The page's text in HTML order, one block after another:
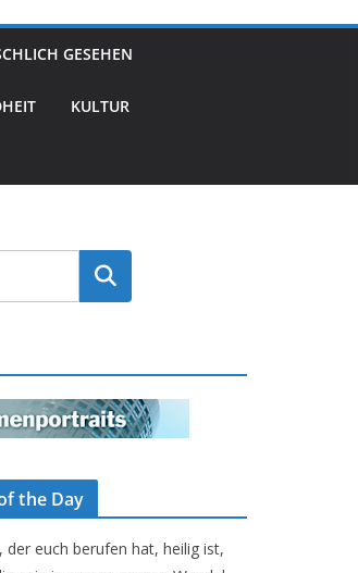
GESEHEN
KULTUR
Suchen
the Day
der euch berufen hat, heilig ist,